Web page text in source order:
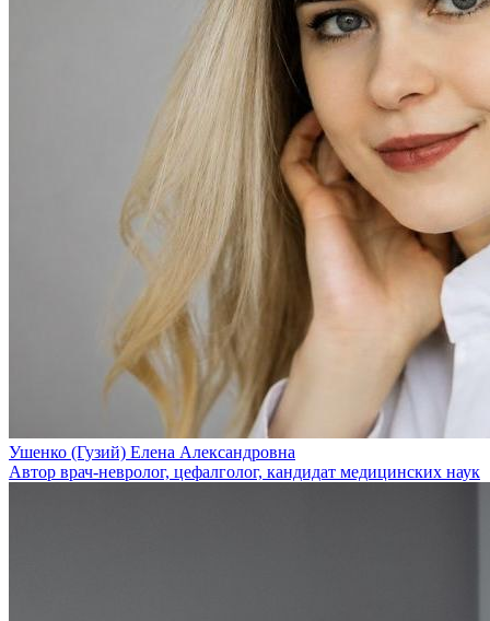
Ушенко (Гузий) Елена Александровна
Автор врач-невролог, цефалголог, кандидат медицинских наук